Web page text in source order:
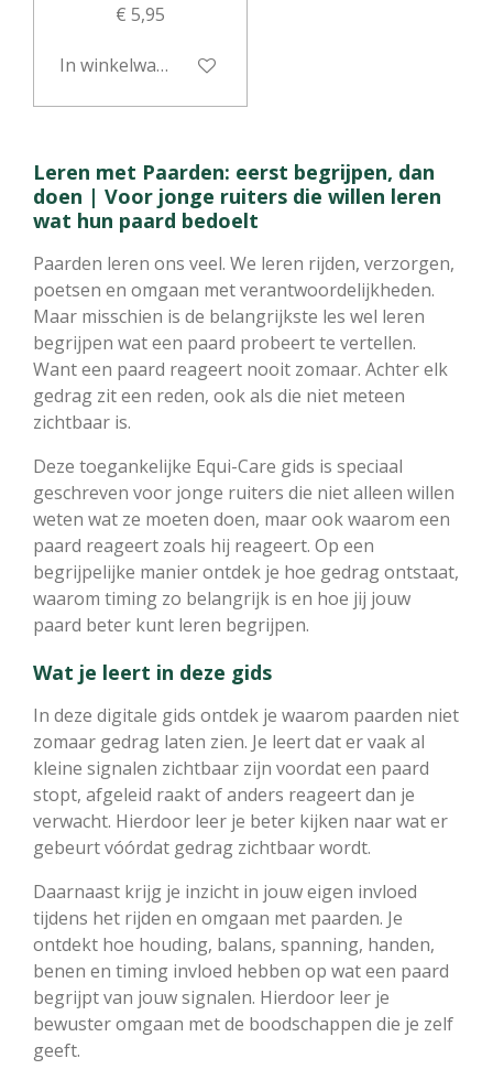
€ 5,95
In winkelwagen
Leren met Paarden: eerst begrijpen, dan
doen | Voor jonge ruiters die willen leren
wat hun paard bedoelt
Paarden leren ons veel. We leren rijden, verzorgen,
poetsen en omgaan met verantwoordelijkheden.
Maar misschien is de belangrijkste les wel leren
begrijpen wat een paard probeert te vertellen.
Want een paard reageert nooit zomaar. Achter elk
gedrag zit een reden, ook als die niet meteen
zichtbaar is.
Deze toegankelijke Equi-Care gids is speciaal
geschreven voor jonge ruiters die niet alleen willen
weten wat ze moeten doen, maar ook waarom een
paard reageert zoals hij reageert. Op een
begrijpelijke manier ontdek je hoe gedrag ontstaat,
waarom timing zo belangrijk is en hoe jij jouw
paard beter kunt leren begrijpen.
Wat je leert in deze gids
In deze digitale gids ontdek je waarom paarden niet
zomaar gedrag laten zien. Je leert dat er vaak al
kleine signalen zichtbaar zijn voordat een paard
stopt, afgeleid raakt of anders reageert dan je
verwacht. Hierdoor leer je beter kijken naar wat er
gebeurt vóórdat gedrag zichtbaar wordt.
Daarnaast krijg je inzicht in jouw eigen invloed
tijdens het rijden en omgaan met paarden. Je
ontdekt hoe houding, balans, spanning, handen,
benen en timing invloed hebben op wat een paard
begrijpt van jouw signalen. Hierdoor leer je
bewuster omgaan met de boodschappen die je zelf
geeft.